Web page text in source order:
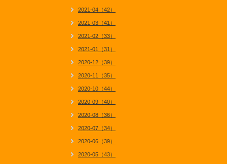
2021-04（42）
2021-03（41）
2021-02（33）
2021-01（31）
2020-12（39）
2020-11（35）
2020-10（44）
2020-09（40）
2020-08（36）
2020-07（34）
2020-06（39）
2020-05（43）